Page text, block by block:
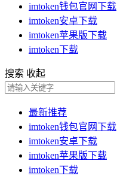
imtoken钱包官网下载
imtoken安卓下载
imtoken苹果版下载
imtoken下载
搜索 收起
最新推荐
imtoken钱包官网下载
imtoken安卓下载
imtoken苹果版下载
imtoken下载